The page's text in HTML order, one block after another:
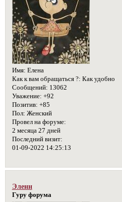
Имя: Елена
Как к вам обращаться ?: Как удобно
Сообщений: 13062
Уважение: +92
Позитив: +85
Пол: Женский
Провел на форуме:
2 месяца 27 дней
Последний визит:
01-09-2022 14:25:13
Эленн
Гуру форума